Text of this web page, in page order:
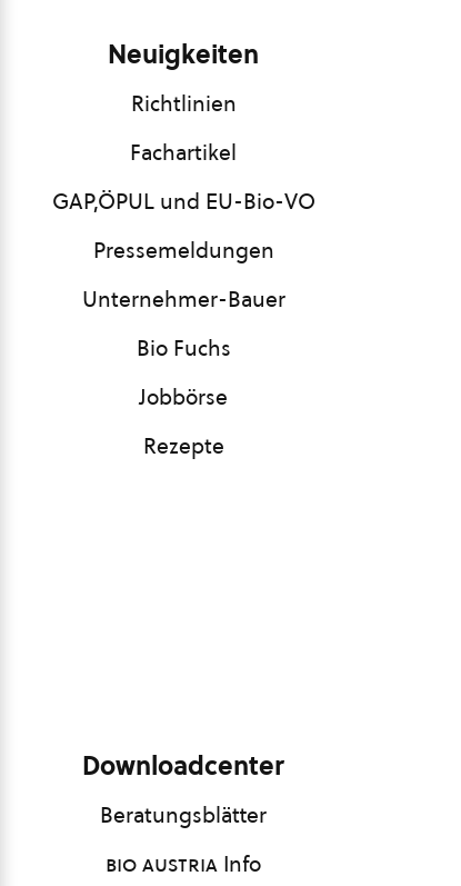
Neuigkeiten
Richtlinien
Fachartikel
GAP,ÖPUL und EU-Bio-VO
Pressemeldungen
Unternehmer-Bauer
Bio Fuchs
Jobbörse
Rezepte
Downloadcenter
Beratungsblätter
bio austria Info